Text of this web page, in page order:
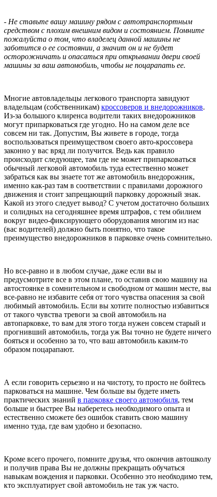
- Не ставьте вашу машину рядом с автотранспортным
средством с плохим внешним видом и состоянием. Помните
пожалуйста о том, что владелец данной машины не
заботится о ее состоянии, а значит он и не будет
осторожничать и опасаться при открывании двери своей
машины за ваш автомобиль, чтобы не поцарапать ее.
Многие автовладельцы легкового транспорта завидуют
владельцам (собственникам) кроссоверов и внедорожников.
Из-за большого клиренса водители таких внедорожников
могут припарковаться где угодно. Но на самом деле все
совсем ни так. Допустим, Вы живете в городе, тогда
воспользоваться преимуществом своего авто-кроссовера
законно у вас вряд ли получится. Ведь как правило
происходит следующее, там где не может припарковаться
обычный легковой автомобиль туда естественно может
забраться как вы знаете тот же автомобиль внедорожник,
именно как-раз там в соответствии с правилами дорожного
движения и стоит запрещающий парковку дорожный знак.
Какой из этого следует вывод? С учетом достаточно больших
и солидных на сегодняшнее время штрафов, с тем обилием
вокруг видео-фиксирующего оборудования многим из нас
(вас водителей) должно быть понятно, что такое
преимущество внедорожников в парковке очень сомнительно.
Но все-равно и в любом случае, даже если вы и
предусмотрите все в этом плане, то оставив свою машину на
автостоянке в сомнительном и свободном от машин месте, вы
все-равно не избавите себя от того чувства опасения за свой
любимый автомобиль. Если вы хотите полностью избавиться
от такого чувства тревоги за свой автомобиль на
автопарковке, то вам для этого тогда нужен совсем старый и
прогнивший автомобиль, тогда уж Вы точно не будете ничего
бояться и особенно за то, что ваш автомобиль каким-то
образом поцарапают.
А если говорить серьезно и на чистоту, то просто не бойтесь
парковаться на машине. Чем больше вы будете иметь
практических знаний в парковке своего автомобиля, тем
больше и быстрее Вы наберетесь необходимого опыта и
естественно сможете без ошибок ставить свою машину
именно туда, где вам удобно и безопасно.
Кроме всего прочего, помните друзья, что окончив автошколу
и получив права Вы не должны прекращать обучаться
навыкам вождения и парковки. Особенно это необходимо тем,
кто эксплуатирует свой автомобиль не так уж часто.